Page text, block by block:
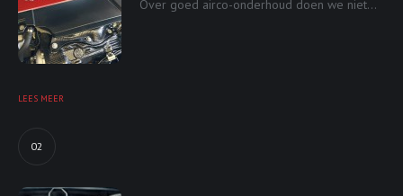
Over goed airco-onderhoud doen we niet...
LEES MEER
02